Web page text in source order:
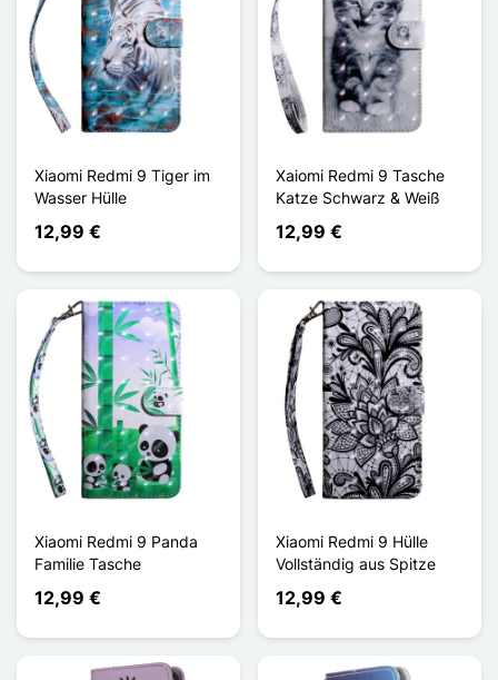
Xiaomi Redmi 9 Tiger im
Wasser Hülle
12,99 €
Xaiomi Redmi 9 Tasche
Katze Schwarz & Weiß
12,99 €
Xiaomi Redmi 9 Panda
Familie Tasche
12,99 €
Xiaomi Redmi 9 Hülle
Vollständig aus Spitze
12,99 €